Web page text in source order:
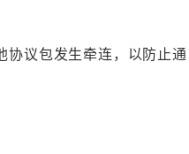
协议包发生牵连，以防止通